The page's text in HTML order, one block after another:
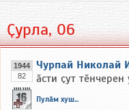
Ҫурла, 06
1944
82
Чурпай Николай
ӑсти ҫут тӗнчерен
Пулӑм хуш...